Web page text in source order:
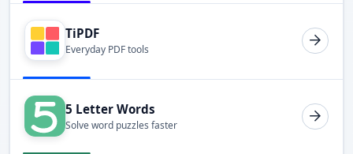
TiPDF
Everyday PDF tools
5 Letter Words
Solve word puzzles faster